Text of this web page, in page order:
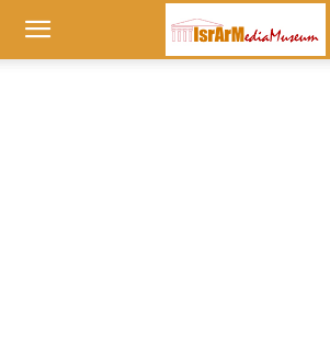
Museum